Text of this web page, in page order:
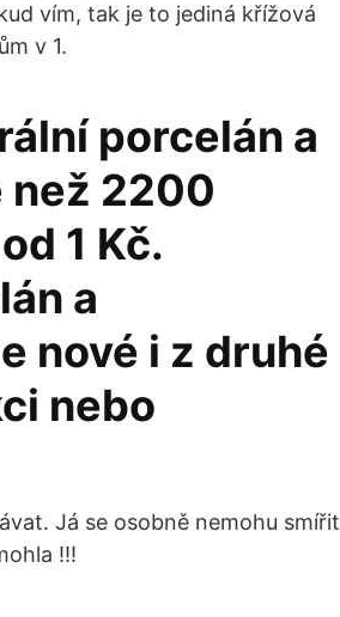
vím, tak je to jediná křížová
v 1.
porcelán a
než 2200
1 Kč.
a
nové i z druhé
nebo
Já se osobně nemohu smířit
!!!